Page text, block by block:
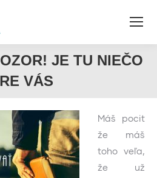
JE TU NIEČO
VÁS
Máš pocit
že máš
toho veľa,
že už